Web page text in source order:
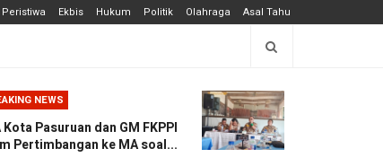
Peristiwa Ekbis Hukum Politik Olahraga Asal Tahu
NEWS
Kota Pasuruan dan GM FKPPI
Pertimbangan ke MA soal...